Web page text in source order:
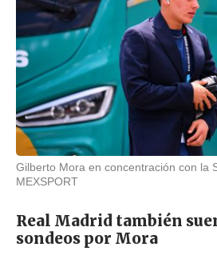
Gilberto Mora en concentración con la
MEXSPORT
Real Madrid también
sondeos por Mora